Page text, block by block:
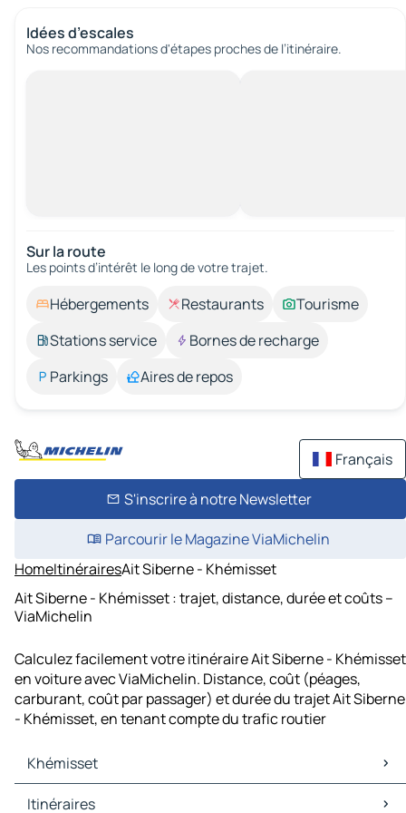
Idées d’escales
Nos recommandations d'étapes proches de l’itinéraire.
Sur la route
Les points d’intérêt le long de votre trajet.
Hébergements Restaurants
Tourisme
Stations service
Bornes de recharge
Parkings
Aires de repos
Français
S'inscrire à notre Newsletter
Parcourir le Magazine ViaMichelin
HomeItinérairesAit Siberne - Khémisset
Ait Siberne - Khémisset : trajet, distance, durée et coûts –
ViaMichelin
Calculez facilement votre itinéraire Ait Siberne - Khémisset
en voiture avec ViaMichelin. Distance, coût (péages,
carburant, coût par passager) et durée du trajet Ait Siberne
- Khémisset, en tenant compte du trafic routier
Khémisset
Khémisset Cartes et plans
Itinéraires